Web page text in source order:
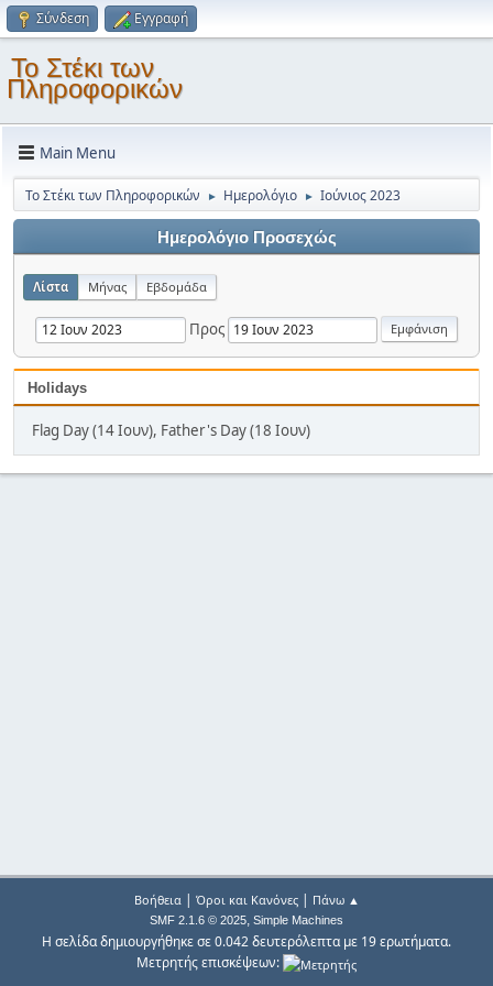
Σύνδεση Εγγραφή
Το Στέκι των
Πληροφορικών
Main Menu
Το Στέκι των Πληροφορικών ► Ημερολόγιο ► Ιούνιος 2023
Ημερολόγιο Προσεχώς
Λίστα Μήνας Εβδομάδα
Προς
Holidays
Flag Day (14 Ιουν), Father's Day (18 Ιουν)
Βοήθεια| Όροι και Κανόνες| Πάνω ▲
SMF 2.1.6 © 2025, Simple Machines
Η σελίδα δημιουργήθηκε σε 0.042 δευτερόλεπτα με 19 ερωτήματα.
Μετρητής επισκέψεων: